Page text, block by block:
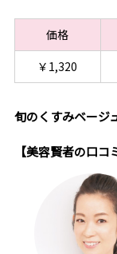
価格
￥1,320
旬のくすみベージ
【美容賢者の口コ